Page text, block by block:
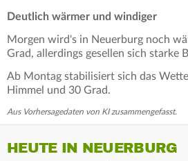
Deutlich wärmer und windiger
Morgen wird's in Neuerburg noch
Grad, allerdings gesellen sich starke
Ab Montag stabilisiert sich das
Himmel und 30 Grad.
Aus Vorhersagedaten von KI zusammengefasst.
HEUTE IN NEUERBURG